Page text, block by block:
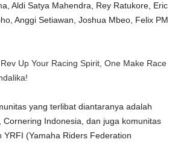
Aldi Satya Mahendra, Rey Ratukore, Eric
Anggi Setiawan, Joshua Mbeo, Felix PM
Up Your Racing Spirit, One Make Race
yang terlibat diantaranya adalah
Cornering Indonesia, dan juga komunitas
YRFI (Yamaha Riders Federation